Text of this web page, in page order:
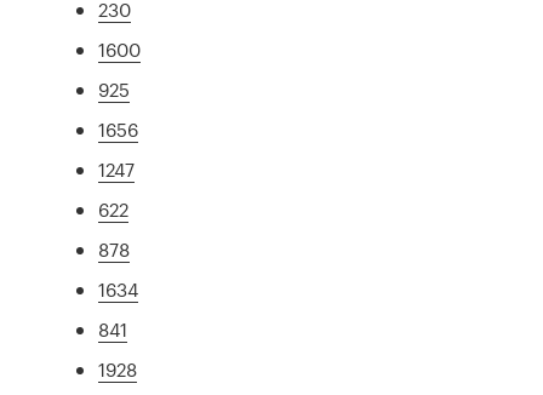
230
1600
925
1656
1247
622
878
1634
841
1928